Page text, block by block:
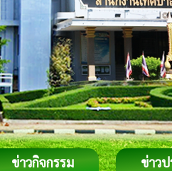
ข่าวกิจกรรม ข่าว